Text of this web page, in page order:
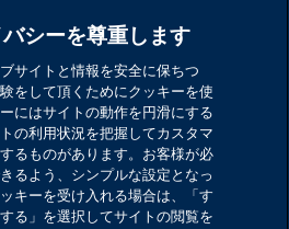
供窓口
マネジメント・インターナシ
シーを尊重します
サイトと情報を安全に保ちつ
をして頂くためにクッキーを使
にはサイトの動作を円滑にする
の利用状況を把握してカスタマ
るものがあります。お客様が必
るよう、シンプルな設定となっ
キーを受け入れる場合は、「す
る」を選択してサイトの閲覧を